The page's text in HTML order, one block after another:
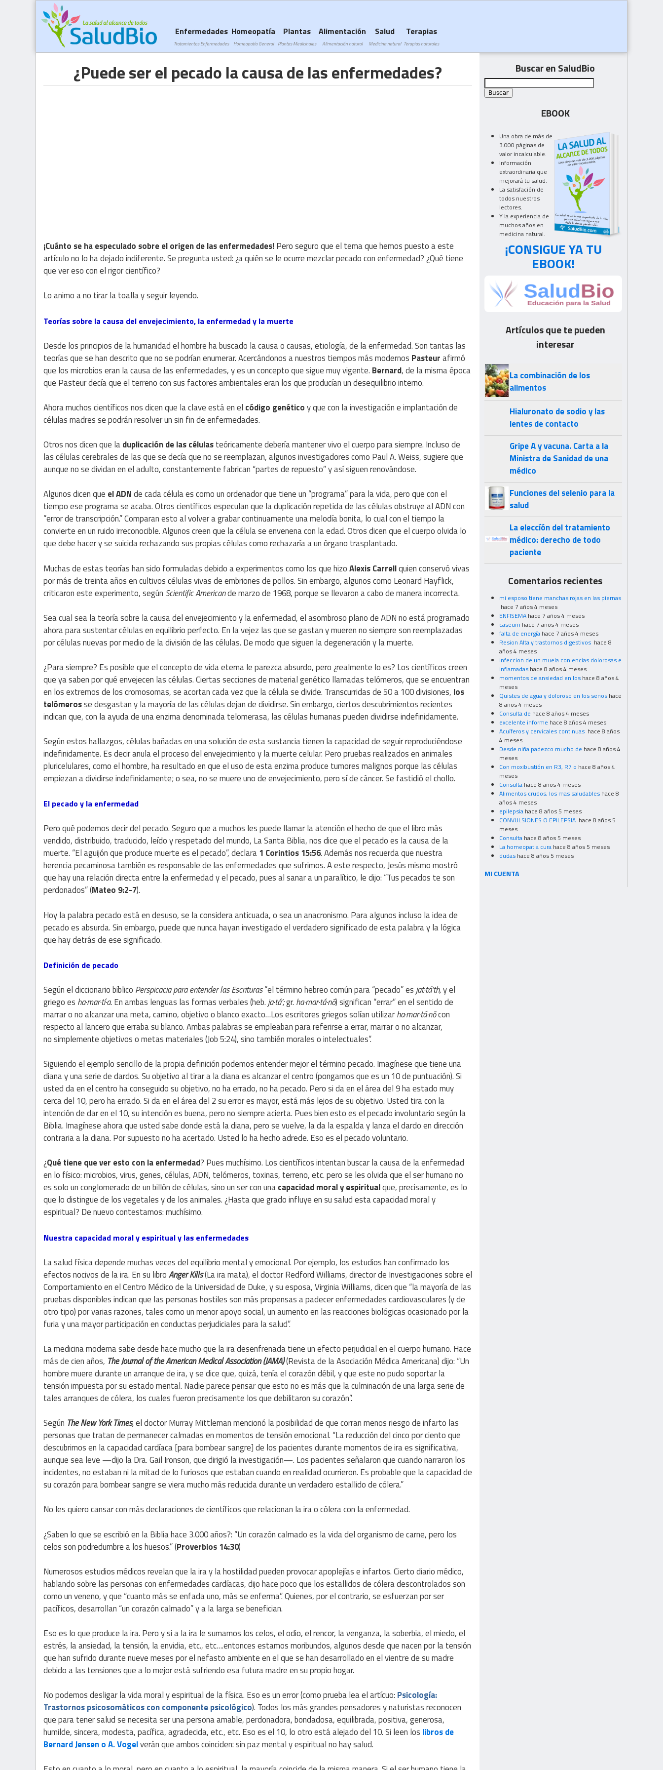
¿Puede ser el pecado la causa de las enfermedades?
¡Cuánto se ha especulado sobre el origen de las enfermedades!Pero seguro que el tema que hemos puesto a este
artículo no lo ha dejado indiferente. Se pregunta usted: ¿a quién se le ocurre mezclar pecado con enfermedad? ¿Qué tiene
que ver eso con el rigor científico?
Lo animo a no tirar la toalla y seguir leyendo.
Teorías sobre la causa del envejecimiento, la enfermedad y la muerte
Desde los principios de la humanidad el hombre ha buscado la causa o causas, etiología, de la enfermedad. Son tantas las
teorías que se han descrito que no se podrían enumerar. Acercándonos a nuestros tiempos más modernos Pasteurafirmó
que los microbios eran la causa de las enfermedades, y es un concepto que sigue muy vigente. Bernard, de la misma época
que Pasteur decía que el terreno con sus factores ambientales eran los que producían un desequilibrio interno.
Ahora muchos científicos nos dicen que la clave está en el código genéticoy que con la investigación e implantación de
células madres se podrán resolver un sin fin de enfermedades.
Otros nos dicen que laduplicación de las célulasteóricamente debería mantener vivo el cuerpo para siempre. Incluso de
las células cerebrales de las que se decía que no se reemplazan, algunos investigadores como Paul A. Weiss, sugiere que
aunque no se dividan en el adulto, constantemente fabrican “partes de repuesto” y así siguen renovándose.
Algunos dicen que el ADNde cada célula es como un ordenador que tiene un “programa” para la vida, pero que con el
tiempo ese programa se acaba. Otros científicos especulan que la duplicación repetida de las células obstruye al ADN con
“error de transcripción.” Comparan esto al volver a grabar continuamente una melodía bonita, lo cual con el tiempo la
convierte en un ruido irreconocible. Algunos creen que la célula se envenena con la edad. Otros dicen que el cuerpo olvida lo
que debe hacer y se suicida rechazando sus propias células como rechazaría a un órgano trasplantado.
Muchas de estas teorías han sido formuladas debido a experimentos como los que hizoAlexis Carrellquien conservó vivas
por más de treinta años en cultivos células vivas de embriones de pollos. Sin embargo, algunos como Leonard Hayflick,
criticaron este experimento, según ScientificAmericande marzo de 1968, porque se llevaron a cabo de manera incorrecta.
Sea cual sea la teoría sobre la causa del envejecimiento y la enfermedad, el asombroso plano de ADN no está programado
ahora para sustentar células en equilibrio perfecto. En la vejez las que se gastan y mueren no siempre son reemplazadas
por células nuevas por medio de la división de las células. De modo que siguen la degeneración y la muerte.
¿Para siempre? Es posible que el concepto de vida eterna le parezca absurdo, pero ¿realmente lo es? Los científicos creen
que ya saben por qué envejecen las células. Ciertas secciones de material genético llamadas telómeros, que se encuentran
en los extremos de los cromosomas, se acortan cada vez que la célula se divide. Transcurridas de 50 a 100 divisiones, los
telómerosse desgastan y la mayoría de las células dejan de dividirse. Sin embargo, ciertos descubrimientos recientes
indican que, con la ayuda de una enzima denominada telomerasa, las células humanas pueden dividirse indefinidamente.
Según estos hallazgos, células bañadas en una solución de esta sustancia tienen la capacidad de seguir reproduciéndose
indefinidamente. Es decir anula el proceso del envejecimiento y la muerte celular. Pero pruebas realizados en animales
pluricelulares, como el hombre, ha resultado en que el uso de esta enzima produce tumores malignos porque las células
empiezan a dividirse indefinidamente; o sea, no se muere uno de envejecimiento, pero sí de cáncer. Se fastidió el chollo.
El pecado y la enfermedad
Pero qué podemos decir del pecado. Seguro que a muchos les puede llamar la atención el hecho de que el libro más
vendido, distribuido, traducido, leído y respetado del mundo, La Santa Biblia, nos dice que el pecado es la causa de la
muerte. “El aguijón que produce muerte es el pecado”, declara1 Corintios 15:56. Además nos recuerda que nuestra
herencia pecaminosa también es responsable de las enfermedades que sufrimos. A este respecto, Jesús mismo mostró
que hay una relación directa entre la enfermedad y el pecado, pues al sanar a un paralítico, le dijo: “Tus pecados te son
perdonados” (Mateo 9:2-7).
Hoy la palabra pecado está en desuso, se la considera anticuada, o sea un anacronismo. Para algunos incluso la idea de
pecado es absurda. Sin embargo, puede que nunca hayan investigado el verdadero significado de esta palabra y la lógica
que hay detrás de ese significado.
Definición de pecado
Según el diccionario bíblico Perspicacia para entender las Escrituras“el término hebreo común para “pecado” es jat·tá’th,y el
griego es ha·mar·tí·a.En ambas lenguas las formas verbales (heb. ja·tá’;gr. ha·mar·tá·nō) significan “errar” en el sentido de
marrar o no alcanzar una meta, camino, objetivo o blanco exacto…Los escritores griegos solían utilizarha·mar·tá·nōcon
respecto al lancero que erraba su blanco. Ambas palabras se empleaban para referirse a errar, marrar o no alcanzar,
no simplemente objetivos o metas materiales (Job 5:24), sino también morales o intelectuales”.
Siguiendo el ejemplo sencillo de la propia definición podemos entender mejor el término pecado. Imagínese que tiene una
diana y una serie de dardos. Su objetivo al tirar a la diana es alcanzar el centro (pongamos que es un 10 de puntuación). Si
usted da en el centro ha conseguido su objetivo, no ha errado, no ha pecado. Pero si da en el área del 9 ha estado muy
cerca del 10, pero ha errado. Si da en el área del 2 su error es mayor, está más lejos de su objetivo. Usted tira con la
intención de dar en el 10, su intención es buena, pero no siempre acierta. Pues bien esto es el pecado involuntario según la
Biblia. Imagínese ahora que usted sabe donde está la diana, pero se vuelve, la da la espalda y lanza el dardo en dirección
contraria a la diana. Por supuesto no ha acertado. Usted lo ha hecho adrede. Eso es el pecado voluntario.
¿Qué tiene que ver esto con la enfermedad? Pues muchísimo. Los científicos intentan buscar la causa de la enfermedad
en lo físico: microbios, virus, genes, células, ADN, telómeros, toxinas, terreno, etc. pero se les olvida que el ser humano no
es solo un conglomerado de un billón de células, sino un ser con unacapacidad moral y espiritualque, precisamente, es lo
que lo distingue de los vegetales y de los animales. ¿Hasta que grado influye en su salud esta capacidad moral y
espiritual? De nuevo contestamos: muchísimo.
Nuestra capacidad moral y espiritual y las enfermedades
La salud física depende muchas veces del equilibrio mental y emocional. Por ejemplo, los estudios han confirmado los
efectos nocivos de la ira. En su libroAngerKills(La ira mata), el doctor Redford Williams, director de Investigaciones sobre el
Comportamiento en el Centro Médico de la Universidad de Duke, y su esposa, Virginia Williams, dicen que “la mayoría de las
pruebas disponibles indican que las personas hostiles son más propensas a padecer enfermedades cardiovasculares (y de
otro tipo) por varias razones, tales como un menor apoyo social, un aumento en las reacciones biológicas ocasionado por la
furia y una mayor participación en conductas perjudiciales para la salud”.
La medicina moderna sabe desde hace mucho que la ira desenfrenada tiene un efecto perjudicial en el cuerpo humano. Hace
más de cien años, TheJournalof theAmericanMedicalAssociation(JAMA)(Revista de la Asociación Médica Americana) dijo: “Un
hombre muere durante un arranque de ira, y se dice que, quizá, tenía el corazón débil, y que este no pudo soportar la
tensión impuesta por su estado mental. Nadie parece pensar que esto no es más que la culminación de una larga serie de
tales arranques de cólera, los cuales fueron precisamente los que debilitaron su corazón”.
Según TheNew York Times,el doctor Murray Mittleman mencionó la posibilidad de que corran menos riesgo de infarto las
personas que tratan de permanecer calmadas en momentos de tensión emocional. “La reducción del cinco por ciento que
descubrimos en la capacidad cardíaca [para bombear sangre] de los pacientes durante momentos de ira es significativa,
aunque sea leve —dijo la Dra. Gail Ironson, que dirigió la investigación—. Los pacientes señalaron que cuando narraron los
incidentes, no estaban ni la mitad de lo furiosos que estaban cuando en realidad ocurrieron. Es probable que la capacidad de
su corazón para bombear sangre se viera mucho más reducida durante un verdadero estallido de cólera.”
No les quiero cansar con más declaraciones de científicos que relacionan la ira o cólera con la enfermedad.
¿Saben lo que se escribió en la Biblia hace 3.000 años?: “Un corazón calmado es la vida del organismo de carne, pero los
celos son podredumbre a los huesos.” (Proverbios 14:30)
Numerosos estudios médicos revelan que la ira y la hostilidad pueden provocar apoplejías e infartos. Cierto diario médico,
hablando sobre las personas con enfermedades cardíacas, dijo hace poco que los estallidos de cólera descontrolados son
como un veneno, y que “cuanto más se enfada uno, más se enferma”. Quienes, por el contrario, se esfuerzan por ser
pacíficos, desarrollan “un corazón calmado” y a la larga se benefician.
Eso es lo que produce la ira. Pero y si a la ira le sumamos los celos, el odio, el rencor, la venganza, la soberbia, el miedo, el
estrés, la ansiedad, la tensión, la envidia, etc., etc….entonces estamos moribundos, algunos desde que nacen por la tensión
que han sufrido durante nueve meses por el nefasto ambiente en el que se han desarrollado en el vientre de su madre
debido a las tensiones que a lo mejor está sufriendo esa futura madre en su propio hogar.
No podemos desligar la vida moral y espiritual de la física. Eso es un error (como prueba lea el artícuo: Psicología:
Trastornos psicosomáticos con componente psicológico). Todos los más grandes pensadores y naturistas reconocen
que para tener salud se necesita ser una persona amable, perdonadora, bondadosa, equilibrada, positiva, generosa,
humilde, sincera, modesta, pacífica, agradecida, etc., etc. Eso es el 10, lo otro está alejado del 10. Si leen los libros de
Bernard Jensen o A. Vogelverán que ambos coinciden: sin paz mental y espiritual no hay salud.
Enfermedades
Tratamientos Enfermedades
Homeopatía
Homeopatía General
Plantas
Plantas Medicinales
Alimentación
Alimentación natural
Salud
Medicina natural
Terapias
Terapias naturales
Buscar en SaludBio
EBOOK
Una obra de más de
3.000 páginas de
valor incalculable.
Información
extraordinaria que
mejorará tu salud.
La satisfación de
todos nuestros
lectores.
Y la experiencia de
muchos años en
medicina natural.
¡CONSIGUE YA TU
EBOOK!
Artículos que te pueden
interesar
La combinación de los
alimentos
Hialuronato de sodio y las
lentes de contacto
Gripe A y vacuna. Carta a la
Ministra de Sanidad de una
médico
Funciones del selenio para la
salud
La eleccíón del tratamiento
médico: derecho de todo
paciente
Comentarios recientes
mi esposo tiene manchas rojas en las piernas
hace 7 años 4 meses
ENFISEMA hace 7 años 4 meses
caseum hace 7 años 4 meses
falta de energía hace 7 años 4 meses
Resion Alta y trastornos digestivos hace 8
años 4 meses
infeccion de un muela con encias dolorosas e
inflamadas hace 8 años 4 meses
momentos de ansiedad en los hace 8 años 4
meses
Quistes de agua y doloroso en los senos hace
8 años 4 meses
Consulta de hace 8 años 4 meses
excelente informe hace 8 años 4 meses
Acuíferos y cervicales continuas hace 8 años
4 meses
Desde niña padezco mucho de hace 8 años 4
meses
Con moxibustión en R3, R7 o hace 8 años 4
meses
Consulta hace 8 años 4 meses
Alimentos crudos, los mas saludables hace 8
años 4 meses
epilepsia hace 8 años 5 meses
CONVULSIONES O EPILEPSIA hace 8 años 5
meses
Consulta hace 8 años 5 meses
La homeopatia cura hace 8 años 5 meses
dudas hace 8 años 5 meses
MI CUENTA